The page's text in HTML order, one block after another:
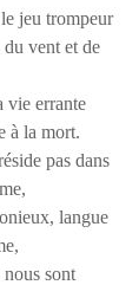
jeu trompeur
du vent et de
vie errante
à la mort.
pas dans
langue
sont